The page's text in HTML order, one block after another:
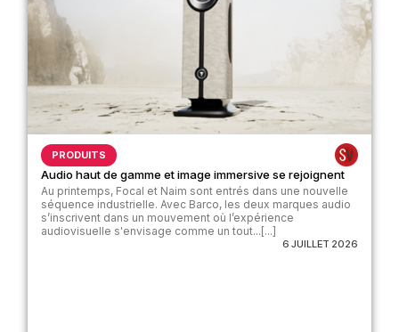
PRODUITS
Audio haut de gamme et image immersive se rejoignent
Au printemps, Focal et Naim sont entrés dans une nouvelle
séquence industrielle. Avec Barco, les deux marques audio
s’inscrivent dans un mouvement où l’expérience
audiovisuelle s'envisage comme un tout...[...]
6 JUILLET 2026